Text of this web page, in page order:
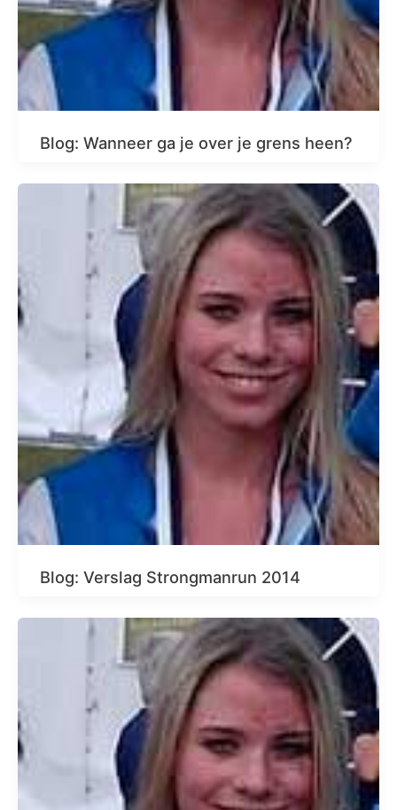
Blog: Wanneer ga je over je grens heen?
Blog: Verslag Strongmanrun 2014